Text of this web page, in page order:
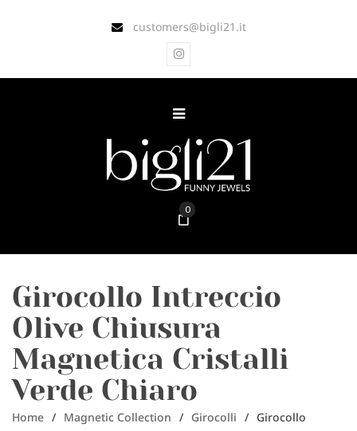
customers@bigli21.it
0
Girocollo Intreccio
Olive Chiusura
Magnetica Cristalli
Verde Chiaro
Home / Magnetic Collection / Girocolli / Girocollo